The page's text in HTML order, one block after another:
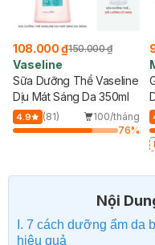
108.000 ₫150.000 ₫
Vaseline
Sữa Dưỡng Thể Vaseline
Dịu Mát Sáng Da 350ml
4.9 (81)
100/tháng
76%
Nội
I. 7 cách dưỡng ẩm da
hiệu quả